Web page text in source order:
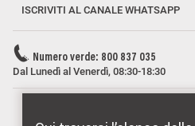
ISCRIVITI AL CANALE WHATSAPP
Numero verde: 800 837 035
Dal Lunedì al Venerdì, 08:30-18:30